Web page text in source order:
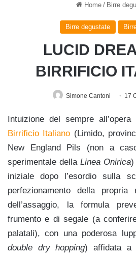
Home / Birre
Birre degustate
LUCID
BIRRIFICIO
Simone Cantoni 17
Intuizione del sempre all’opera
Birrificio Italiano (Limido,
New England Pils (non a
sperimentale dellaLinea Onirica)
iniziale dopo l’esordio sulla
perfezionamento della
dell’assaggio, la formula
frumento e di segale (a
palatali), con una poderosa
double dry hopping) affidata a